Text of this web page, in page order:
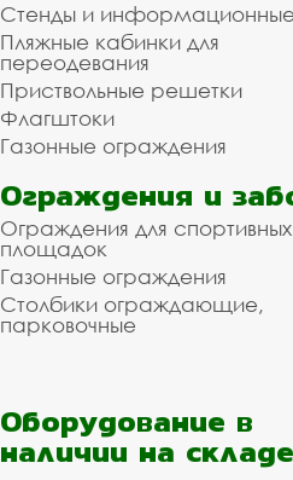
Стенды и
Пляжные кабинки для
переодевания
Приствольные решетки
Флагштоки
Газонные ограждения
Ограждения и
Ограждения для спортивных
площадок
Газонные ограждения
Столбики ограждающие,
парковочные
Оборудование в
наличии на складе